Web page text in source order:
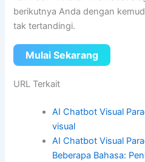
berikutnya Anda dengan
tak tertandingi.
Mulai Sekarang
URL Terkait
AI Chatbot Visual
visual
AI Chatbot Visual
Beberapa Bahasa: